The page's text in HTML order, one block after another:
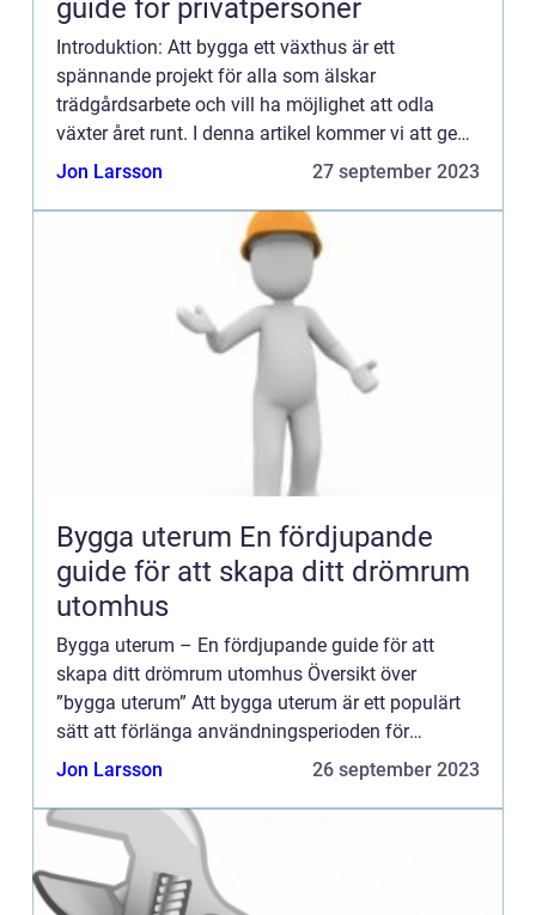
guide för privatpersoner
Introduktion: Att bygga ett växthus är ett
spännande projekt för alla som älskar
trädgårdsarbete och vill ha möjlighet att odla
växter året runt. I denna artikel kommer vi att ge
en grundlig översikt över hur man bygger ett
Jon Larsson 27 september 2023
Bygga uterum En fördjupande
guide för att skapa ditt drömrum
utomhus
Bygga uterum – En fördjupande guide för att
skapa ditt drömrum utomhus Översikt över
”bygga uterum” Att bygga uterum är ett populärt
sätt att förlänga användningsperioden för
utomhusutrymmet och skapa en vacker och
Jon Larsson 26 september 2023